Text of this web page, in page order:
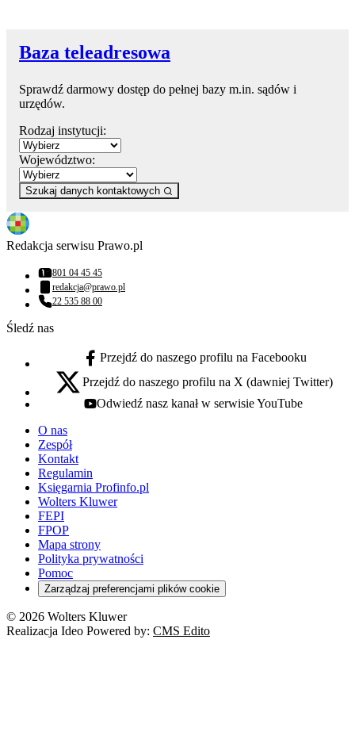
Baza teleadresowa
Sprawdź darmowy dostęp do pełnej bazy m.in. sądów i
urzędów.
Rodzaj instytucji:
Województwo:
Szukaj danych kontaktowych
Redakcja serwisu Prawo.pl
Numer telefonu:
801 04 45 45
Adres email:
redakcja@prawo.pl
Numer telefonu:
22 535 88 00
Śledź nas
facebook - otwiera się w nowej karcie
Przejdź do naszego profilu na Facebooku
x - otwiera się w nowej karcie
Przejdź do naszego profilu na X (dawniej Twitter)
youtube - otwiera się w nowej karcie
Odwiedź nasz kanał w serwisie YouTube
O nas
Zespół
Kontakt
Regulamin
Księgarnia Profinfo.pl
Wolters Kluwer
FEPI
FPOP
Mapa strony
Polityka prywatności
Pomoc
Zarządzaj preferencjami plików cookie
© 2026 Wolters Kluwer
Realizacja Ideo Powered by: CMS Edito